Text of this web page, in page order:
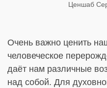
Ценшаб
Очень важно ценить
человеческое
даёт нам различные
над собой. Для